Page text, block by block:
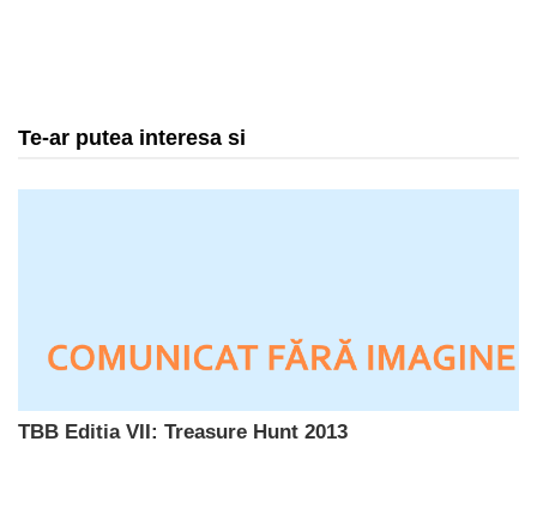
Te-ar putea interesa si
TBB Editia VII: Treasure Hunt 2013